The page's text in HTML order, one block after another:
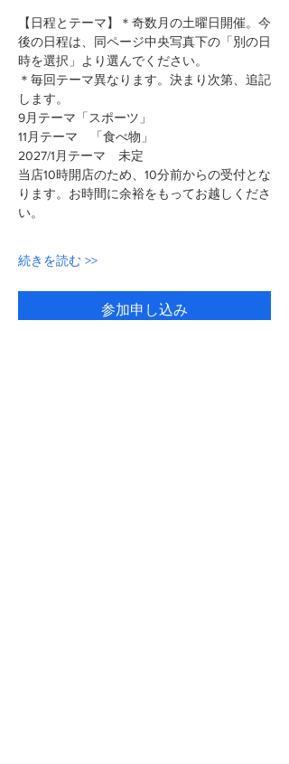
【日程とテーマ】＊奇数月の土曜日開催。今
後の日程は、同ページ中央写真下の「別の日
時を選択」より選んでください。
＊毎回テーマ異なります。決まり次第、追記
します。
9月テーマ「スポーツ」
11月テーマ　「食べ物」
2027/1月テーマ　未定
当店10時開店のため、10分前からの受付とな
ります。お時間に余裕をもってお越しくださ
い。
続きを読む >>
参加申し込み